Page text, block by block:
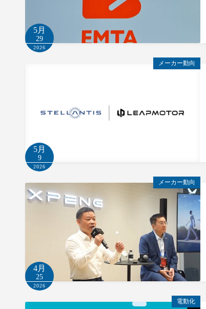
5月
29
2026
メーカー動向
5月
9
2026
メーカー動向
4月
25
2026
電動化